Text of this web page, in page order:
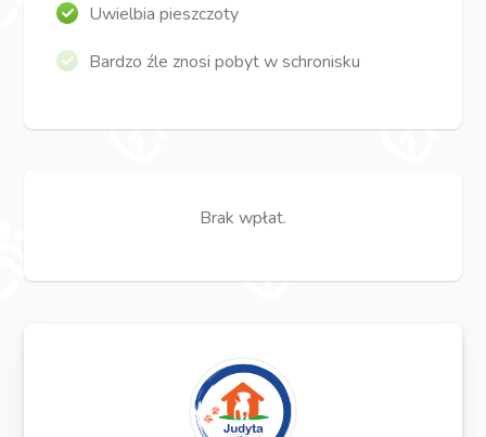
Uwielbia pieszczoty
Bardzo źle znosi pobyt w schronisku
Brak wpłat.